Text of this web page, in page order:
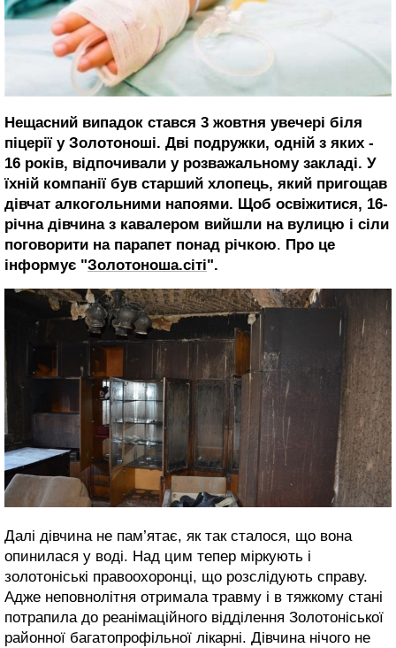
Нещасний випадок стався 3 жовтня увечері біля
піцерії у Золотоноші. Дві подружки, одній з яких -
16 років, відпочивали у розважальному закладі. У
їхній компанії був старший хлопець, який пригощав
дівчат алкогольними напоями. Щоб освіжитися, 16-
річна дівчина з кавалером вийшли на вулицю і сіли
поговорити на парапет понад річкою. Про це
інформує "Золотоноша.сіті".
Далі дівчина не пам’ятає, як так сталося, що вона
опинилася у воді. Над цим тепер міркують і
золотоніські правоохоронці, що розслідують справу.
Адже неповнолітня отримала травму і в тяжкому стані
потрапила до реанімаційного відділення Золотоніської
районної багатопрофільної лікарні. Дівчина нічого не